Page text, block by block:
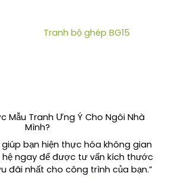
Tranh bộ ghép BG15
Mẫu Tranh Ưng Ý Cho Ngôi Nhà
Mình?
bạn hiện thực hóa không gian
hệ ngay để được tư vấn kích thước
đãi nhất cho công trình của bạn.”